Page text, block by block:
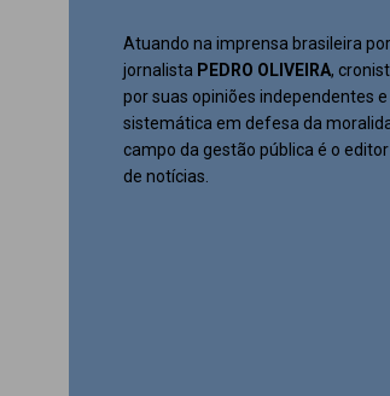
Atuando na imprensa brasileira
jornalista PEDRO OLIVEIRA,
por suas opiniões independentes
sistemática em defesa da
campo da gestão pública é o
de notícias.